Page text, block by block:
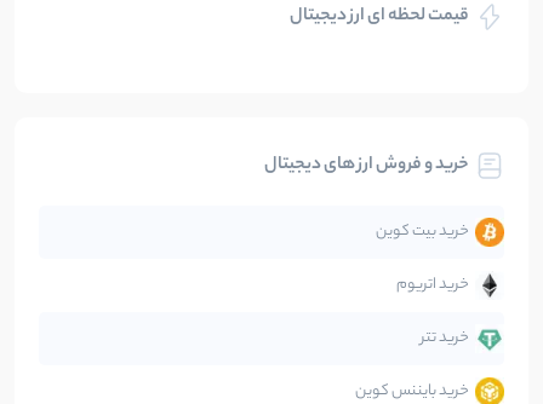
بلاکچین
تحلیل
جهان
دیفای
صرافی‌ها
قیمت لحظه ای ارز دیجیتال
خرید و فروش ارز های دیجیتال
خرید بیت کوین
خرید اتریوم
خرید تتر
خرید بایننس کوین